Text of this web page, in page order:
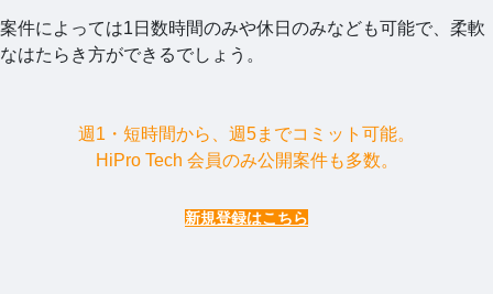
案件によっては1日数時間のみや休日のみなども可能で、柔軟
なはたらき方ができるでしょう。
週1・短時間から、週5までコミット可能。
HiPro Tech 会員のみ公開案件も多数。
新規登録はこちら